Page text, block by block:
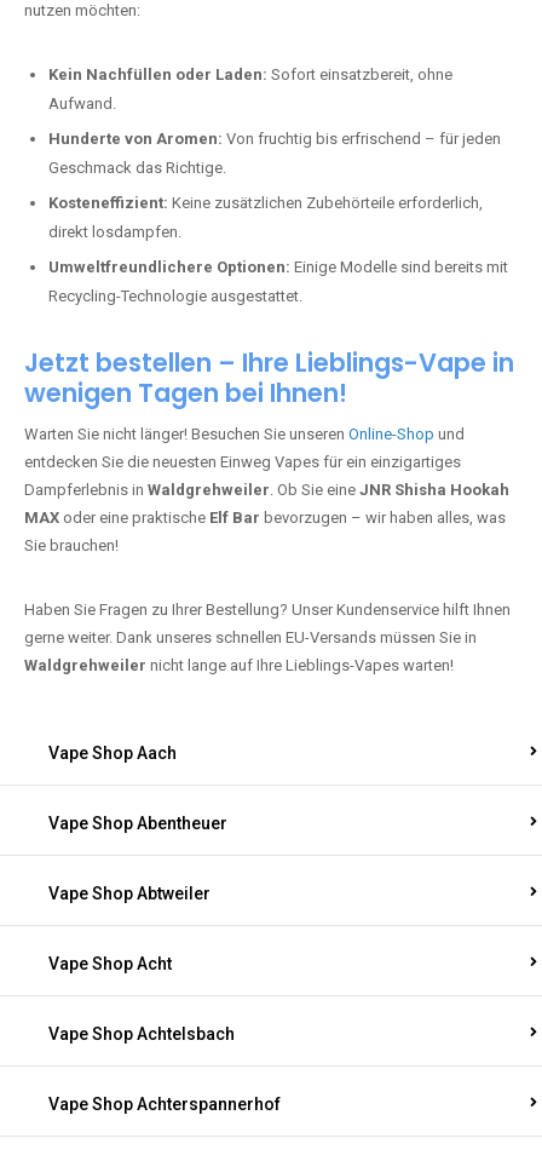
nutzen möchten:
Kein Nachfüllen oder Laden: Sofort einsatzbereit, ohne
Aufwand.
Hunderte von Aromen: Von fruchtig bis erfrischend – für jeden
Geschmack das Richtige.
Kosteneffizient: Keine zusätzlichen Zubehörteile erforderlich,
direkt losdampfen.
Umweltfreundlichere Optionen: Einige Modelle sind bereits mit
Recycling-Technologie ausgestattet.
Jetzt bestellen – Ihre Lieblings-Vape in
wenigen Tagen bei Ihnen!
Warten Sie nicht länger! Besuchen Sie unseren Online-Shop und
entdecken Sie die neuesten Einweg Vapes für ein einzigartiges
Dampferlebnis in Waldgrehweiler. Ob Sie eine JNR Shisha Hookah
MAX oder eine praktische Elf Bar bevorzugen – wir haben alles, was
Sie brauchen!
Haben Sie Fragen zu Ihrer Bestellung? Unser Kundenservice hilft Ihnen
gerne weiter. Dank unseres schnellen EU-Versands müssen Sie in
Waldgrehweiler nicht lange auf Ihre Lieblings-Vapes warten!
Vape Shop Aach
Vape Shop Abentheuer
Vape Shop Abtweiler
Vape Shop Acht
Vape Shop Achtelsbach
Vape Shop Achterspannerhof